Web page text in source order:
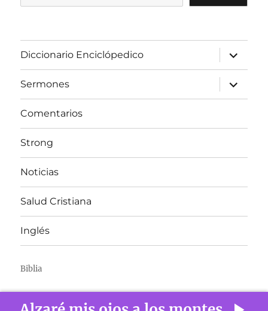
Diccionario Enciclópedico
expandir
el
menú
inferior
Sermones
expandir
el
menú
Comentarios
Strong
Noticias
Salud Cristiana
Inglés
Biblia